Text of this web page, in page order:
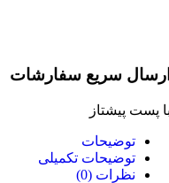
سریع سفارشات
پست پیشتاز
توضیحات
توضیحات تکمیلی
نظرات (0)